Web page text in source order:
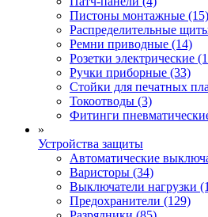
Пистоны монтажные (15)
Распределительные
Ремни приводные (14)
Розетки электрические
Ручки приборные (33)
Стойки для печатных
Токоотводы (3)
Фитинги
»
Устройства защиты
Автоматические
Варисторы (34)
Выключатели нагрузки
Предохранители (129)